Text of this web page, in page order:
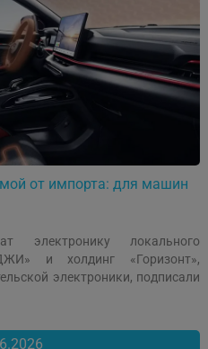
от импорта: для машин
электронику локального
и холдинг «Горизонт»,
электроники, подписали